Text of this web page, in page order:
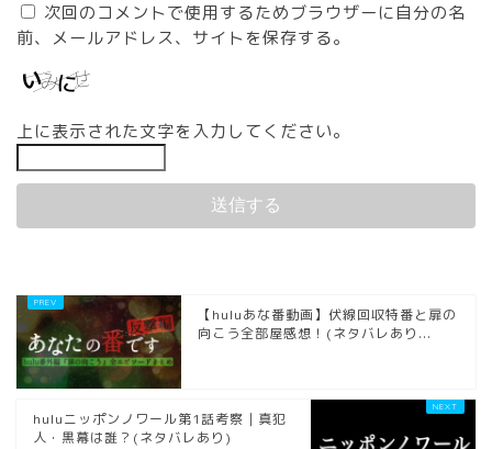
次回のコメントで使用するためブラウザーに自分の名
前、メールアドレス、サイトを保存する。
上に表示された文字を入力してください。
【huluあな番動画】伏線回収特番と扉の
向こう全部屋感想！(ネタバレあり...
huluニッポンノワール第1話考察｜真犯
人・黒幕は誰？(ネタバレあり)